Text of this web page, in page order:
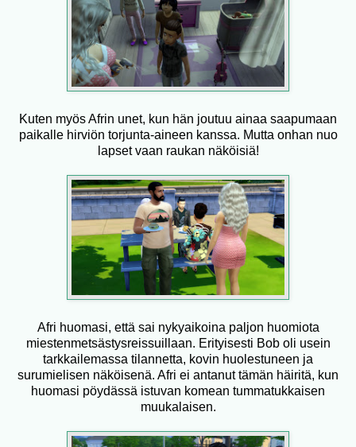
Kuten myös Afrin unet, kun hän joutuu ainaa saapumaan
paikalle hirviön torjunta-aineen kanssa. Mutta onhan nuo
lapset vaan raukan näköisiä!
Afri huomasi, että sai nykyaikoina paljon huomiota
miestenmetsästysreissuillaan. Erityisesti Bob oli usein
tarkkailemassa tilannetta, kovin huolestuneen ja
surumielisen näköisenä. Afri ei antanut tämän häiritä, kun
huomasi pöydässä istuvan komean tummatukkaisen
muukalaisen.